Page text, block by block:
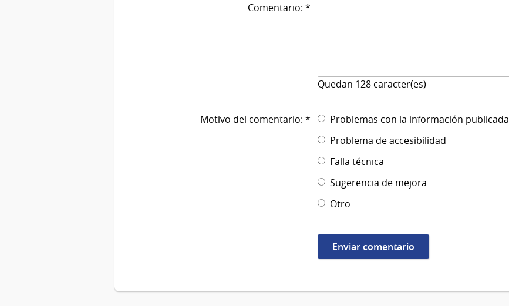
Comentario: *
Quedan 128 caracter(es)
Motivo del comentario: *
Problemas con la información publicada
Problema de accesibilidad
Falla técnica
Sugerencia de mejora
Otro